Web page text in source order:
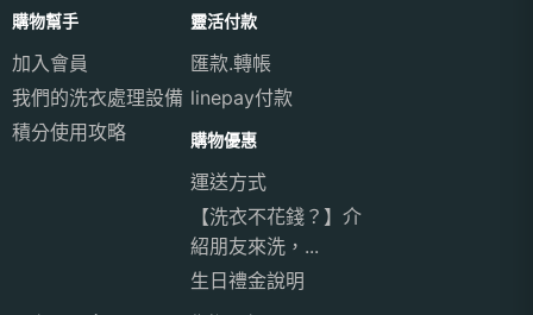
購物幫手
加入會員
我們的洗衣處理設備
積分使用攻略
靈活付款
匯款.轉帳
linepay付款
購物優惠
運送方式
【洗衣不花錢？】介
紹朋友來洗，...
生日禮金說明